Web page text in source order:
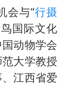
会与“行摄
国际文化
动物学会
大学教授
江西省爱